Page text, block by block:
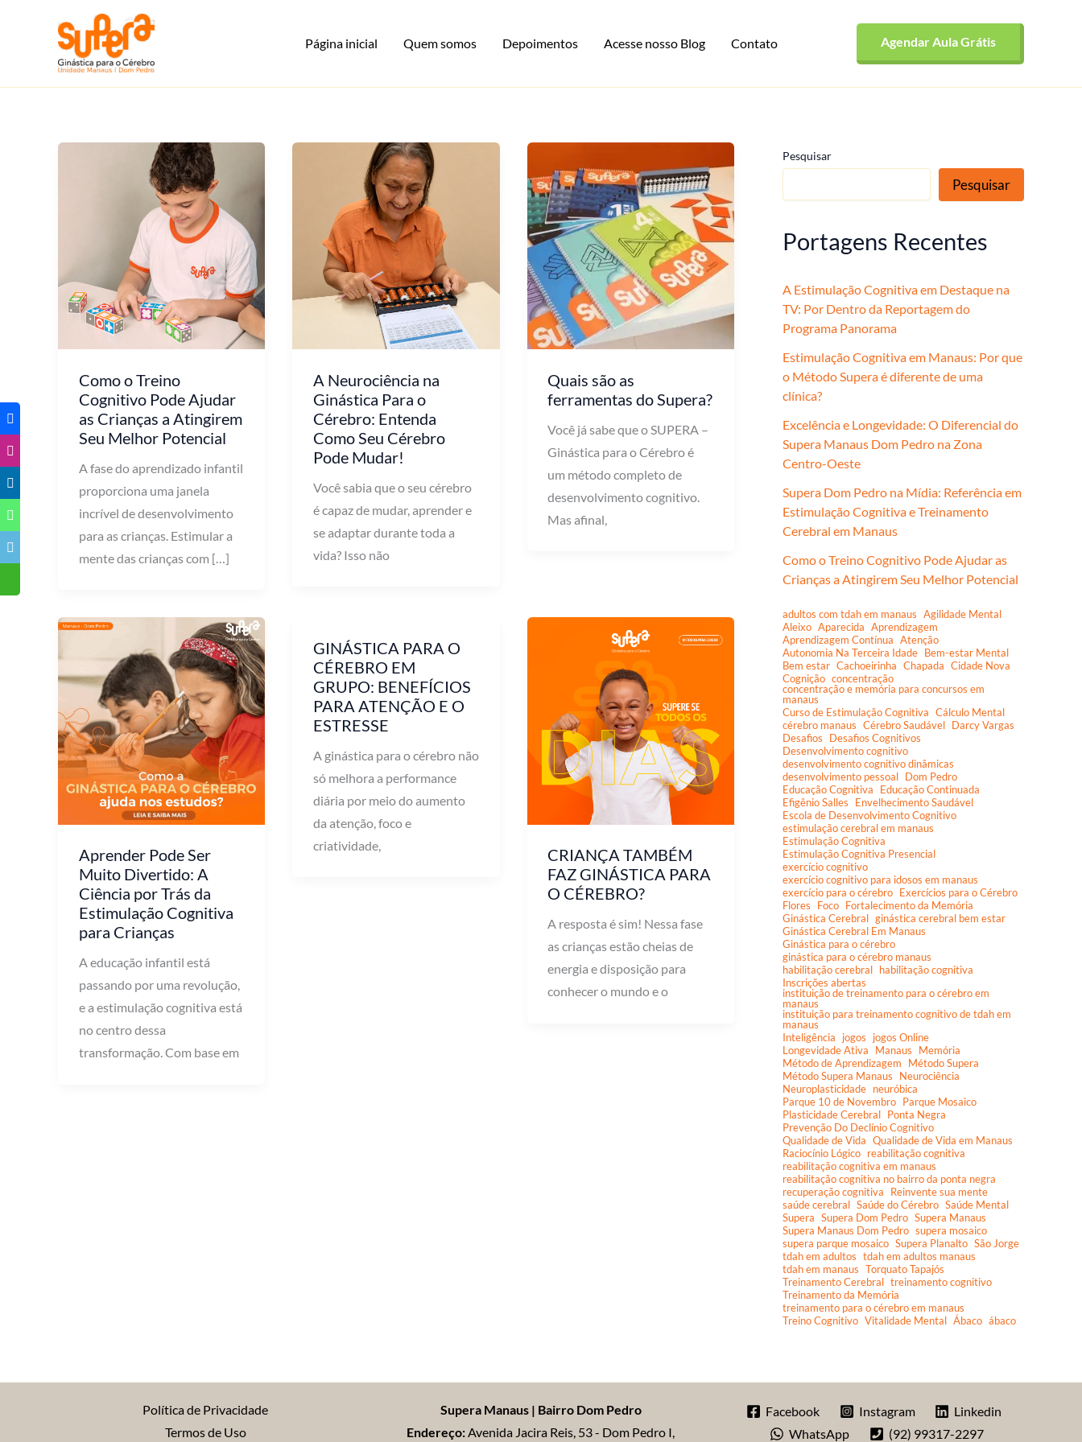
Supera Manaus Dom Pedro
Página inicial Quem somos Depoimentos Acesse nosso Blog Contato Agendar Aula Grátis
Como o Treino
Cognitivo Pode Ajudar
as Crianças a Atingirem
Seu Melhor Potencial
A fase do aprendizado infantil
proporciona uma janela
incrível de desenvolvimento
para as crianças. Estimular a
mente das crianças com […]
A Neurociência na
Ginástica Para o
Cérebro: Entenda
Como Seu Cérebro
Pode Mudar!
Você sabia que o seu cérebro
é capaz de mudar, aprender e
se adaptar durante toda a
vida? Isso não
Quais são as
ferramentas do Supera?
Você já sabe que o SUPERA –
Ginástica para o Cérebro é
um método completo de
desenvolvimento cognitivo.
Mas afinal,
Aprender Pode Ser
Muito Divertido: A
Ciência por Trás da
Estimulação Cognitiva
para Crianças
A educação infantil está
passando por uma revolução,
e a estimulação cognitiva está
no centro dessa
transformação. Com base em
GINÁSTICA PARA O
CÉREBRO EM
GRUPO: BENEFÍCIOS
PARA ATENÇÃO E O
ESTRESSE
A ginástica para o cérebro não
só melhora a performance
diária por meio do aumento
da atenção, foco e
criatividade,
CRIANÇA TAMBÉM
FAZ GINÁSTICA PARA
O CÉREBRO?
A resposta é sim! Nessa fase
as crianças estão cheias de
energia e disposição para
conhecer o mundo e o
Pesquisar
Pesquisar
Portagens Recentes
A Estimulação Cognitiva em Destaque na
TV: Por Dentro da Reportagem do
Programa Panorama
Estimulação Cognitiva em Manaus: Por que
o Método Supera é diferente de uma
clínica?
Excelência e Longevidade: O Diferencial do
Supera Manaus Dom Pedro na Zona
Centro-Oeste
Supera Dom Pedro na Mídia: Referência em
Estimulação Cognitiva e Treinamento
Cerebral em Manaus
Como o Treino Cognitivo Pode Ajudar as
Crianças a Atingirem Seu Melhor Potencial
adultos com tdah em manaus Agilidade Mental
Aleixo Aparecida Aprendizagem
Aprendizagem Contínua Atenção
Autonomia Na Terceira Idade Bem-estar Mental
Bem estar Cachoeirinha Chapada Cidade Nova
Cognição concentração
concentração e memória para concursos em
manaus
Curso de Estimulação Cognitiva Cálculo Mental
cérebro manaus Cérebro Saudável Darcy Vargas
Desafios
Desafios Cognitivos
Desenvolvimento cognitivo
desenvolvimento cognitivo dinâmicas
desenvolvimento pessoal Dom Pedro
Educação Cognitiva
Educação Continuada
Efigênio Salles
Envelhecimento Saudável
Escola de Desenvolvimento Cognitivo
estimulação cerebral em manaus
Estimulação Cognitiva
Estimulação Cognitiva Presencial
exercício cognitivo
exercício cognitivo para idosos em manaus
exercício para o cérebro Exercícios para o Cérebro
Flores
Foco Fortalecimento da Memória
Ginástica Cerebral ginástica cerebral bem estar
Ginástica Cerebral Em Manaus
Ginástica para o cérebro
ginástica para o cérebro manaus
habilitação cerebral habilitação cognitiva
Inscrições abertas
instituição de treinamento para o cérebro em
manaus
instituição para treinamento cognitivo de tdah em
manaus
Inteligência
jogos
jogos Online
Longevidade Ativa
Manaus
Memória
Método de Aprendizagem
Método Supera
Método Supera Manaus
Neurociência
Neuroplasticidade neuróbica
Parque 10 de Novembro Parque Mosaico
Plasticidade Cerebral Ponta Negra
Prevenção Do Declínio Cognitivo
Qualidade de Vida Qualidade de Vida em Manaus
Raciocínio Lógico reabilitação cognitiva
reabilitação cognitiva em manaus
reabilitação cognitiva no bairro da ponta negra
recuperação cognitiva
Reinvente sua mente
saúde cerebral Saúde do Cérebro Saúde Mental
Supera Supera Dom Pedro Supera Manaus
Supera Manaus Dom Pedro supera mosaico
supera parque mosaico Supera Planalto São Jorge
tdah em adultos tdah em adultos manaus
tdah em manaus Torquato Tapajós
Treinamento Cerebral treinamento cognitivo
Treinamento da Memória
treinamento para o cérebro em manaus
Treino Cognitivo Vitalidade Mental Ábaco ábaco
Política de Privacidade
Termos de Uso
Supera Manaus | Bairro Dom Pedro
Endereço:Avenida Jacira Reis, 53 - Dom Pedro I,
Facebook Instagram
Linkedin
WhatsApp
(92) 99317-2297